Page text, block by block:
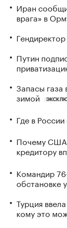
Иран
врага» в
Путин
Запасы газа
зимой
Где в
Почему США
кредитору
Командир
обстановке
Турция
кому это